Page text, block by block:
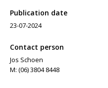
Publication date
23-07-2024
Contact person
Jos Schoen
M: (06) 3804 8448